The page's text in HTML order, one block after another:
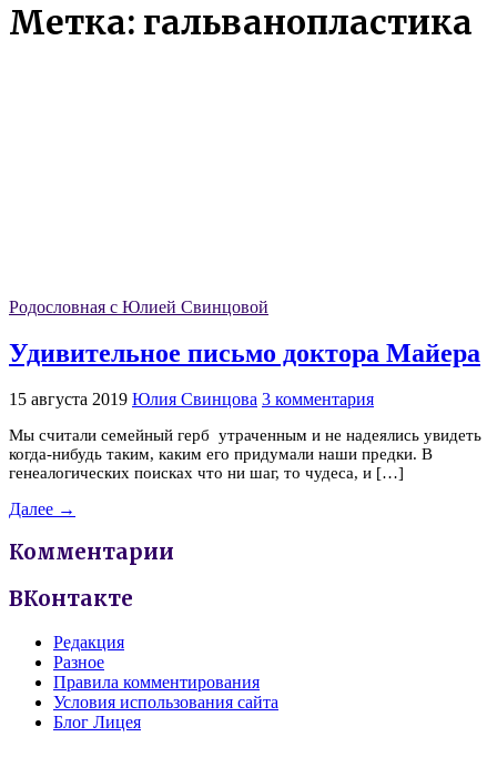
Метка: гальванопластика
Родословная с Юлией Свинцовой
Удивительное письмо доктора Майера
15 августа 2019 Юлия Свинцова 3 комментария
Мы считали семейный герб утраченным и не надеялись увидеть
когда-нибудь таким, каким его придумали наши предки. В
генеалогических поисках что ни шаг, то чудеса, и […]
Далее →
Комментарии
ВКонтакте
Редакция
Разное
Правила комментирования
Условия использования сайта
Блог Лицея